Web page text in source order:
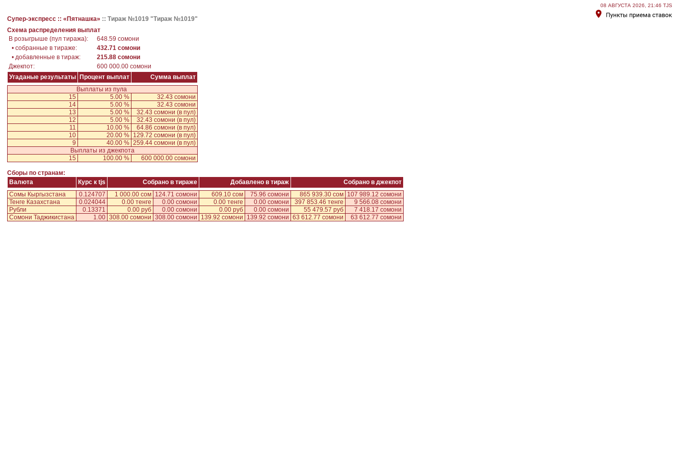
08 АВГУСТА 2026, 21:46 TJS
Супер-экспресс :: «Пятнашка» :: Тираж №1019 "Тираж №1019"
Схема распределения выплат
В розыгрыше (пул тиража):
648.59 сомони
• собранные в тираже:
432.71 сомони
• добавленные в тираж:
215.88 сомони
Джекпот:
600 000.00 сомони
Угаданые результаты
Процент выплат
Сумма выплат
Выплаты из пула
15
5.00 %
32.43 сомони
14
5.00 %
32.43 сомони
13
5.00 % 32.43 сомони (в пул)
12
5.00 % 32.43 сомони (в пул)
11
10.00 % 64.86 сомони (в пул)
10
20.00 % 129.72 сомони (в пул)
9
40.00 % 259.44 сомони (в пул)
Выплаты из джекпота
15
100.00 % 600 000.00 сомони
Сборы по странам:
Валюта
Курс к tjs Собрано в тираже Добавлено в тираж
Собрано в джекпот
Сомы Кыргызстана
0.124707 1 000.00 сом 124.71 сомони 609.10 сом 75.96 сомони 865 939.30 сом 107 989.12 сомони
Тенге Казахстана
0.024044 0.00 тенге 0.00 сомони 0.00 тенге 0.00 сомони 397 853.46 тенге
9 566.08 сомони
Рубли
0.13371 0.00 руб 0.00 сомони 0.00 руб 0.00 сомони 55 479.57 руб
7 418.17 сомони
Сомони Таджикистана
1.00 308.00 сомони 308.00 сомони 139.92 сомони 139.92 сомони 63 612.77 сомони 63 612.77 сомони